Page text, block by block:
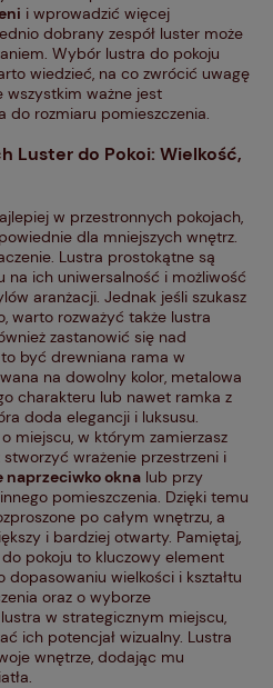
i wprowadzić więcej
dobrany zespół luster może
Wybór lustra do pokoju
wiedzieć, na co zwrócić uwagę
wszystkim ważne jest
do rozmiaru pomieszczenia.
Luster do Pokoi: Wielkość,
w przestronnych pokojach,
dla mniejszych wnętrz.
Lustra prostokątne są
na ich uniwersalność i możliwość
aranżacji. Jednak jeśli szukasz
warto rozważyć także lustra
zastanowić się nad
być drewniana rama w
na dowolny kolor, metalowa
charakteru lub nawet ramka z
doda elegancji i luksusu.
miejscu, w którym zamierzasz
wrażenie przestrzeni i
naprzeciwko okna lub przy
pomieszczenia. Dzięki temu
po całym wnętrzu, a
i bardziej otwarty. Pamiętaj,
pokoju to kluczowy element
dopasowaniu wielkości i kształtu
oraz o wyborze
w strategicznym miejscu,
ich potencjał wizualny. Lustra
wnętrze, dodając mu